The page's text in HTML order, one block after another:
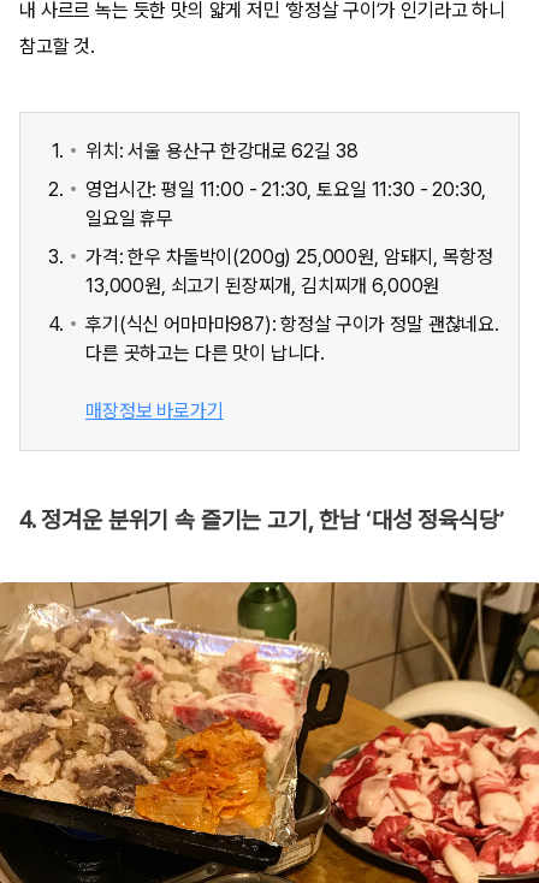
내 사르르 녹는 듯한 맛의 얇게 저민 ‘항정살 구이’가 인기라고 하니
참고할 것.
위치: 서울 용산구 한강대로 62길 38
영업시간: 평일 11:00 - 21:30, 토요일 11:30 - 20:30,
일요일 휴무
가격: 한우 차돌박이(200g) 25,000원, 암돼지, 목항정
13,000원, 쇠고기 된장찌개, 김치찌개 6,000원
후기(식신 어마마마987): 항정살 구이가 정말 괜찮네요.
다른 곳하고는 다른 맛이 납니다.
매장정보 바로가기
4. 정겨운 분위기 속 즐기는 고기, 한남 ‘대성 정육식당’